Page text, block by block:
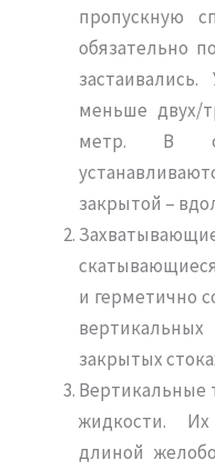
пропускную
обязательно
меньше двух/
метр. В
закрытой –
и герметично
закрытых
Вертикальные
жидкости. Их
длиной